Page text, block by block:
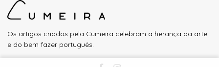
Os artigos criados pela Cumeira celebram a herança da arte
e do bem fazer português.